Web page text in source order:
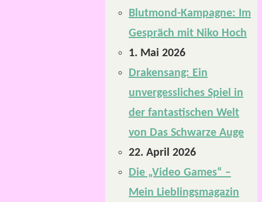
Blutmond-Kampagne: Im
Gespräch mit Niko Hoch
1. Mai 2026
Drakensang: Ein
unvergessliches Spiel in
der fantastischen Welt
von Das Schwarze Auge
22. April 2026
Die „Video Games“ –
Mein Lieblingsmagazin